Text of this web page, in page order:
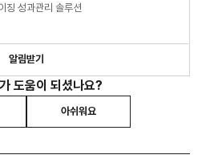
징 성과관리 솔루션
알림받기
도움이 되셨나요?
아쉬워요